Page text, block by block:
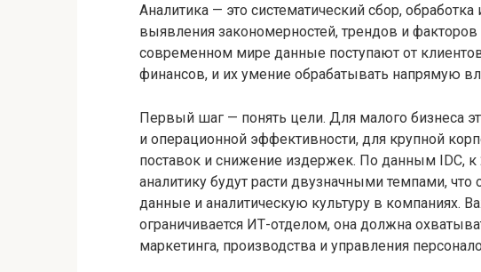
Аналитика — это систематический сбор,
выявления закономерностей, трендов и факторов
современном мире данные поступают от
финансов, и их умение обрабатывать напрямую
Первый шаг — понять цели. Для малого бизнеса
и операционной эффективности, для крупной
поставок и снижение издержек. По данным IDC, к
аналитику будут расти двузначными темпами, что
данные и аналитическую культуру в компаниях.
ограничивается ИТ-отделом, она должна
маркетинга, производства и управления